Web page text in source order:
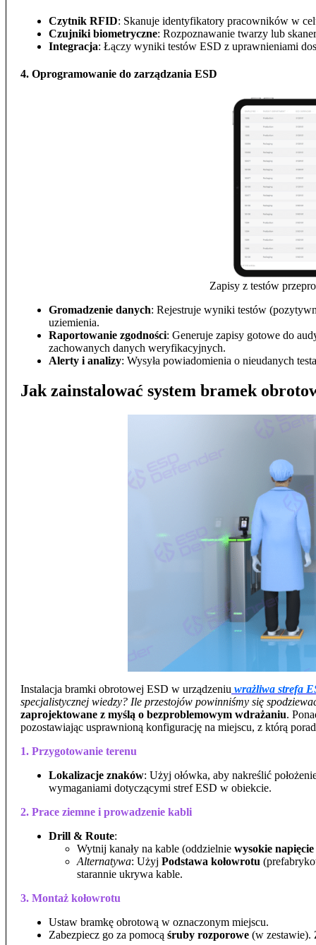
Czytnik RFID: Skanuje identyfikatory pracowników w
Czujniki biometryczne: Rozpoznawanie twarzy lub
Integracja: Łączy wyniki testów ESD z uprawnieniami
4. Oprogramowanie do zarządzania ESD
Zapisy z testów
Gromadzenie danych: Rejestruje wyniki testów
uziemienia.
Raportowanie zgodności: Generuje zapisy gotowe do
zachowanych danych weryfikacyjnych.
Alerty i analizy: Wysyła powiadomienia o nieudanych
Jak zainstalować system bramek
Instalacja bramki obrotowej ESD w urządzeniu wrażliwa strefa
specjalistycznej wiedzy? Ile przestojów powinniśmy się
zaprojektowane z myślą o bezproblemowym wdrażaniu.
pozostawiając usprawnioną konfigurację na miejscu, z którą
1. Przygotowanie terenu
Lokalizacje znaków: Użyj ołówka, aby nakreślić
wymaganiami dotyczącymi stref ESD w obiekcie.
2. Prace ziemne i prowadzenie kabli
Drill & Route:
Wytnij kanały na kable (oddzielnie wysokie napięcie
Alternatywa: Użyj Podstawa kołowrotu
starannie ukrywa kable.
3. Montaż kołowrotu
Ustaw bramkę obrotową w oznaczonym miejscu.
Zabezpiecz go za pomocą śruby rozporowe (w zestawie).